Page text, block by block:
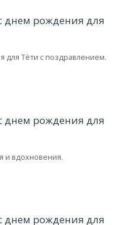
для Тёти с поздравлением.
и вдохновения.